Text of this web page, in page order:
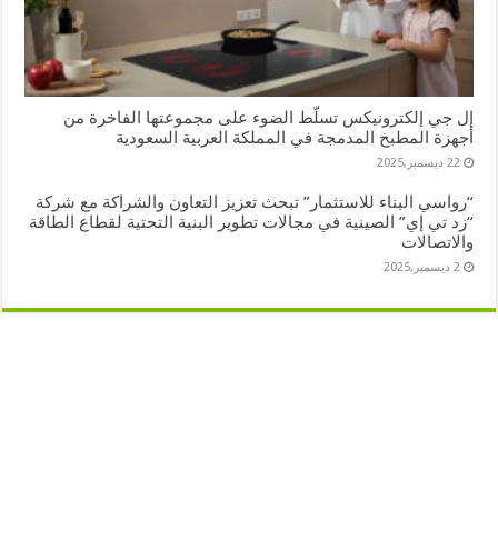
إل جي إلكترونيكس تسلّط الضوء على مجموعتها الفاخرة من
أجهزة المطبخ المدمجة في المملكة العربية السعودية
22 ديسمبر,2025
“رواسي البناء للاستثمار” تبحث تعزيز التعاون والشراكة مع شركة
“زد تي إي” الصينية في مجالات تطوير البنية التحتية لقطاع الطاقة
والاتصالات
2 ديسمبر,2025